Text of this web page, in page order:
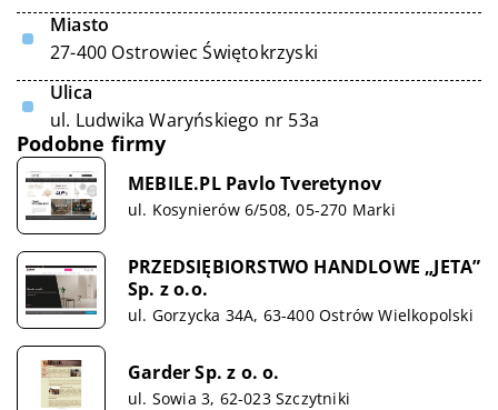
Miasto
27-400 Ostrowiec Świętokrzyski
Ulica
ul. Ludwika Waryńskiego nr 53a
Podobne firmy
MEBILE.PL Pavlo Tveretynov
ul. Kosynierów 6/508, 05-270 Marki
PRZEDSIĘBIORSTWO HANDLOWE „JETA”
Sp. z o.o.
ul. Gorzycka 34A, 63-400 Ostrów Wielkopolski
Garder Sp. z o. o.
ul. Sowia 3, 62-023 Szczytniki